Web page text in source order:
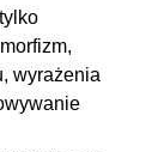
00:14:27
wyrażenia